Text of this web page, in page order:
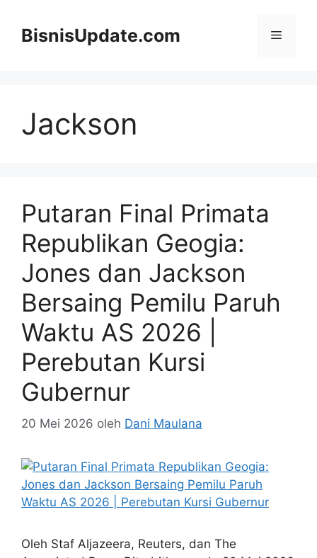
BisnisUpdate.com Menu
Jackson
Putaran Final Primata
Republikan Geogia:
Jones dan Jackson
Bersaing Pemilu Paruh
Waktu AS 2026 |
Perebutan Kursi
Gubernur
20 Mei 2026 oleh Dani Maulana
Oleh Staf Aljazeera, Reuters, dan The